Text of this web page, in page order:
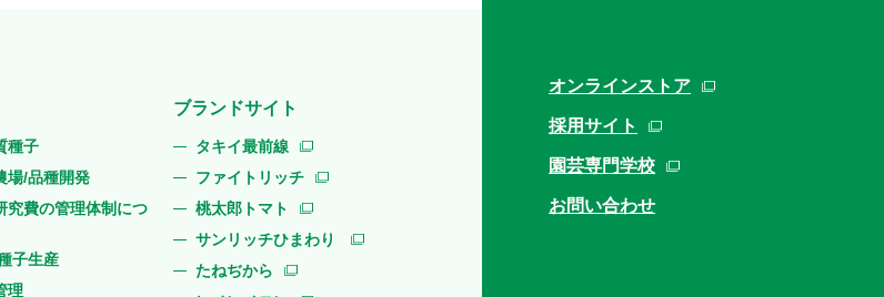
種子
場/品種開発
究費の管理体制につ
子生産
理
ブランドサイト
タキイ最前線
ファイトリッチ
桃太郎トマト
サンリッチひまわり
たねぢから
オンラインストア
採用サイト
園芸専門学校
お問い合わせ